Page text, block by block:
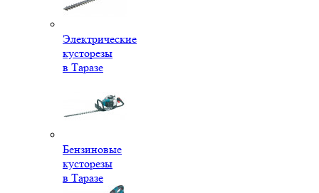
Электрические
кусторезы
в Таразе
Бензиновые
кусторезы
в Таразе